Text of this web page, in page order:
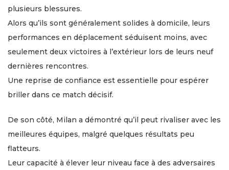
plusieurs blessures.
Alors qu’ils sont généralement solides à domicile, leurs
performances en déplacement séduisent moins, avec
seulement deux victoires à l’extérieur lors de leurs neuf
dernières rencontres.
Une reprise de confiance est essentielle pour espérer
briller dans ce match décisif.
De son côté, Milan a démontré qu’il peut rivaliser avec les
meilleures équipes, malgré quelques résultats peu
flatteurs.
Leur capacité à élever leur niveau face à des adversaires